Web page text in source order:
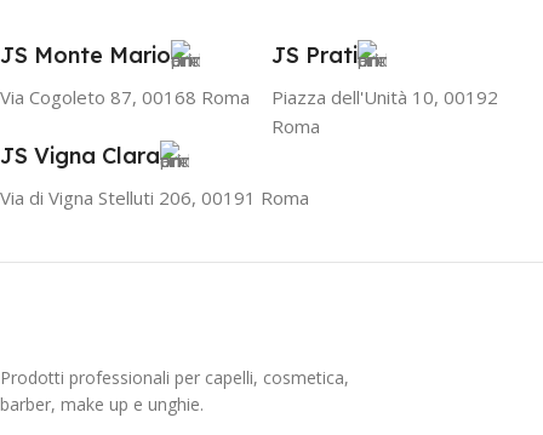
JS Monte Mario
Via Cogoleto 87, 00168 Roma
JS Prati
Piazza dell'Unità 10, 00192
Roma
JS Vigna Clara
Via di Vigna Stelluti 206, 00191 Roma
Prodotti professionali per capelli, cosmetica,
barber, make up e unghie.